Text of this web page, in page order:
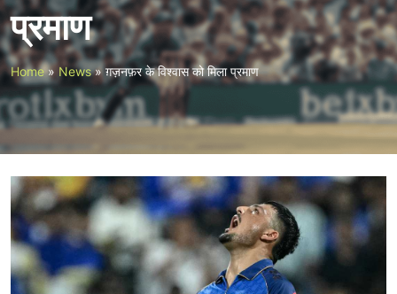
प्रमाण
Home» News» ग़ज़नफ़र के विश्वास को मिला प्रमाण